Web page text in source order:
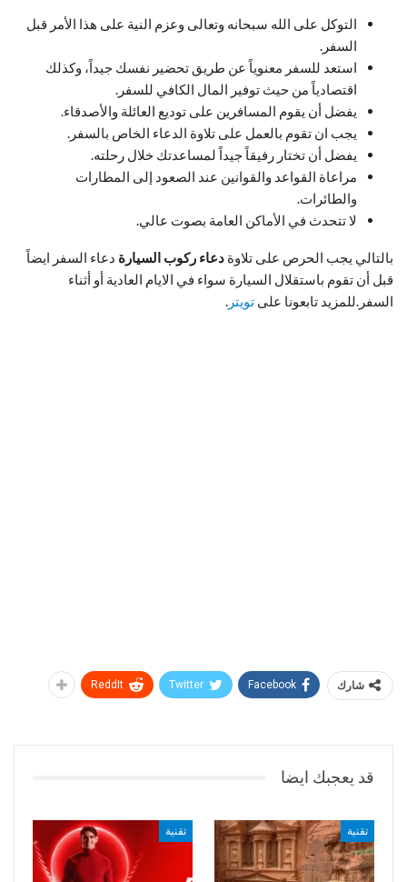
التوكل على الله سبحانه وتعالى وعزم النية على هذا الأمر قبل
السفر.
استعد للسفر معنوياً عن طريق تحضير نفسك جيداً، وكذلك
اقتصادياً من حيث توفير المال الكافي للسفر.
يفضل أن يقوم المسافرين على توديع العائلة والأصدقاء.
يجب ان تقوم بالعمل على تلاوة الدعاء الخاص بالسفر.
يفضل أن تختار رفيقاً جيداً لمساعدتك خلال رحلته.
مراعاة القواعد والقوانين عند الصعود إلى المطارات
والطائرات.
لا تتحدث في الأماكن العامة بصوت عالي.
بالتالي يجب الحرص على تلاوة دعاء ركوب السيارة دعاء السفر ايضاً
قبل أن تقوم باستقلال السيارة سواء في الايام العادية أو أثناء
السفر.للمزيد تابعونا على تويتر .
شارك Facebook
Twitter
ReddIt
قد يعجبك ايضا
تقنية تقنية